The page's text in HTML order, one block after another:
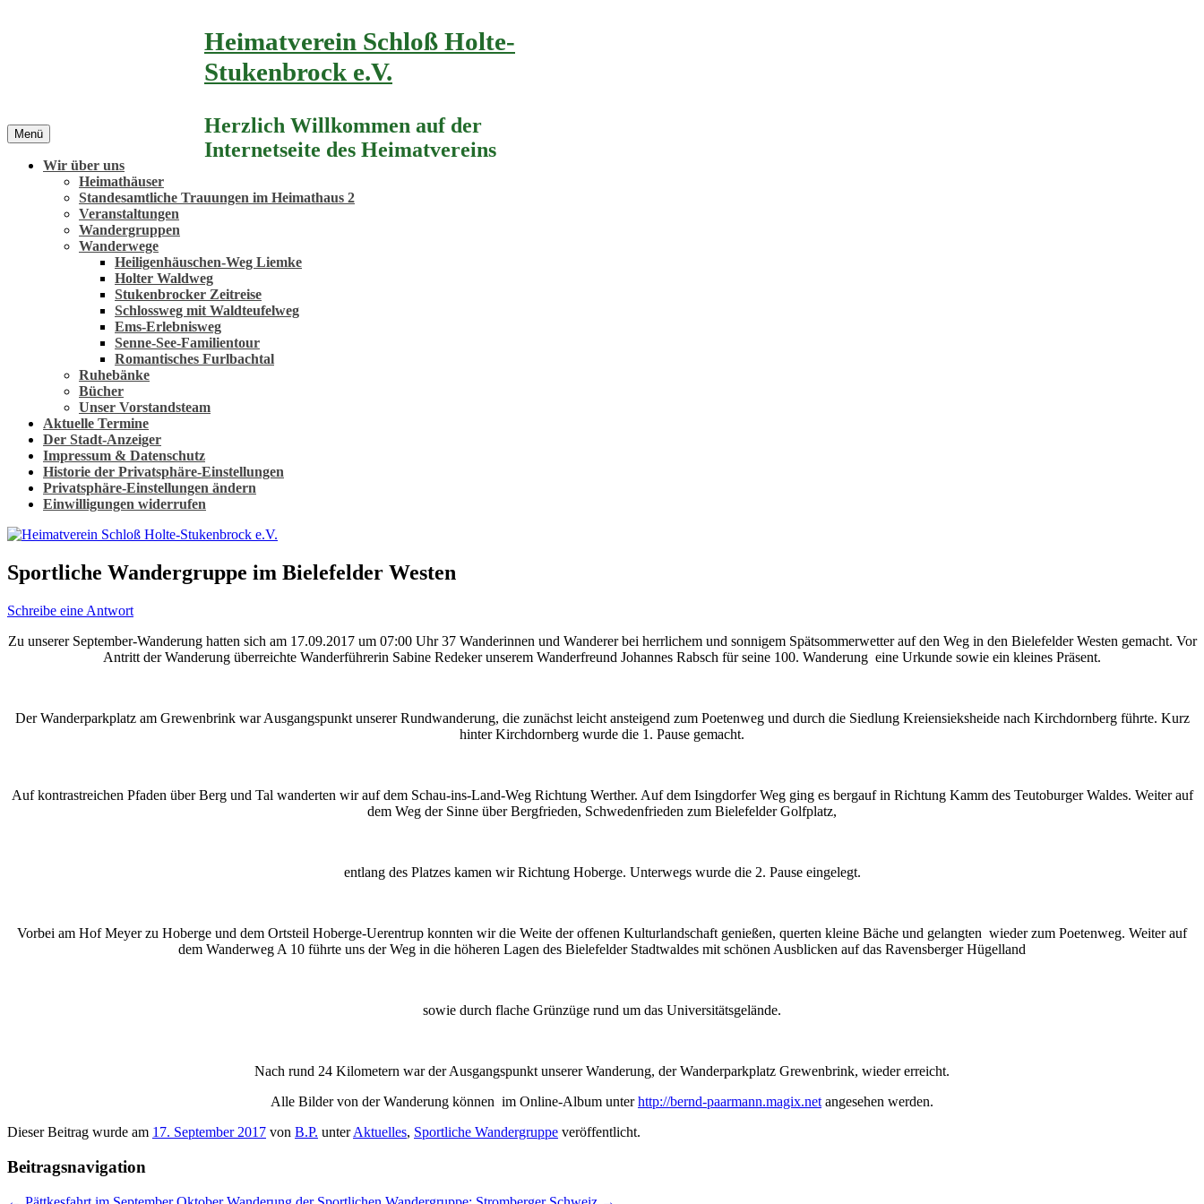
Heimatverein Schloß Holte-
Stukenbrock e.V.
Herzlich Willkommen auf der
Internetseite des Heimatvereins
Menü
Wir über uns
Heimathäuser
Standesamtliche Trauungen im Heimathaus 2
Veranstaltungen
Wandergruppen
Wanderwege
Heiligenhäuschen-Weg Liemke
Holter Waldweg
Stukenbrocker Zeitreise
Schlossweg mit Waldteufelweg
Ems-Erlebnisweg
Senne-See-Familientour
Romantisches Furlbachtal
Ruhebänke
Bücher
Unser Vorstandsteam
Aktuelle Termine
Der Stadt-Anzeiger
Impressum & Datenschutz
Historie der Privatsphäre-Einstellungen
Privatsphäre-Einstellungen ändern
Einwilligungen widerrufen
Sportliche Wandergruppe im Bielefelder Westen
Schreibe eine Antwort
Zu unserer September-Wanderung hatten sich am 17.09.2017 um 07:00 Uhr 37 Wanderinnen und Wanderer bei herrlichem und sonnigem Spätsommerwetter auf den Weg in den Bielefelder Westen gemacht. Vor
Antritt der Wanderung überreichte Wanderführerin Sabine Redeker unserem Wanderfreund Johannes Rabsch für seine 100. Wanderung eine Urkunde sowie ein kleines Präsent.
Der Wanderparkplatz am Grewenbrink war Ausgangspunkt unserer Rundwanderung, die zunächst leicht ansteigend zum Poetenweg und durch die Siedlung Kreiensieksheide nach Kirchdornberg führte. Kurz
hinter Kirchdornberg wurde die 1. Pause gemacht.
Auf kontrastreichen Pfaden über Berg und Tal wanderten wir auf dem Schau-ins-Land-Weg Richtung Werther. Auf dem Isingdorfer Weg ging es bergauf in Richtung Kamm des Teutoburger Waldes. Weiter auf
dem Weg der Sinne über Bergfrieden, Schwedenfrieden zum Bielefelder Golfplatz,
entlang des Platzes kamen wir Richtung Hoberge. Unterwegs wurde die 2. Pause eingelegt.
Vorbei am Hof Meyer zu Hoberge und dem Ortsteil Hoberge-Uerentrup konnten wir die Weite der offenen Kulturlandschaft genießen, querten kleine Bäche und gelangten wieder zum Poetenweg. Weiter auf
dem Wanderweg A 10 führte uns der Weg in die höheren Lagen des Bielefelder Stadtwaldes mit schönen Ausblicken auf das Ravensberger Hügelland
sowie durch flache Grünzüge rund um das Universitätsgelände.
Nach rund 24 Kilometern war der Ausgangspunkt unserer Wanderung, der Wanderparkplatz Grewenbrink, wieder erreicht.
Alle Bilder von der Wanderung können im Online-Album unterhttp://bernd-paarmann.magix.net angesehen werden.
Dieser Beitrag wurde am 17. September 2017 von B.P. unterAktuelles, Sportliche Wandergruppe veröffentlicht.
Beitragsnavigation